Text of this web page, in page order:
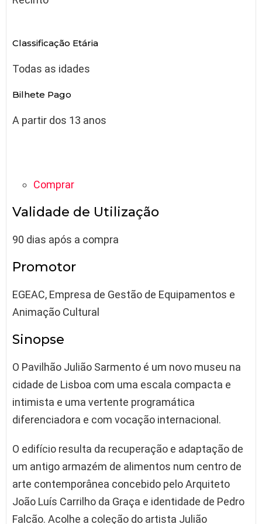
Classificação Etária
Todas as idades
Bilhete Pago
A partir dos 13 anos
Comprar
Validade de Utilização
90 dias após a compra
Promotor
EGEAC, Empresa de Gestão de Equipamentos e
Animação Cultural
Sinopse
O Pavilhão Julião Sarmento é um novo museu na
cidade de Lisboa com uma escala compacta e
intimista e uma vertente programática
diferenciadora e com vocação internacional.
O edifício resulta da recuperação e adaptação de
um antigo armazém de alimentos num centro de
arte contemporânea concebido pelo Arquiteto
João Luís Carrilho da Graça e identidade de Pedro
Falcão. Acolhe a coleção do artista Julião